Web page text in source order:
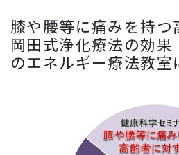
膝や腰等に痛みを持つ
岡田式浄化療法の効果
のエネルギー療法教室